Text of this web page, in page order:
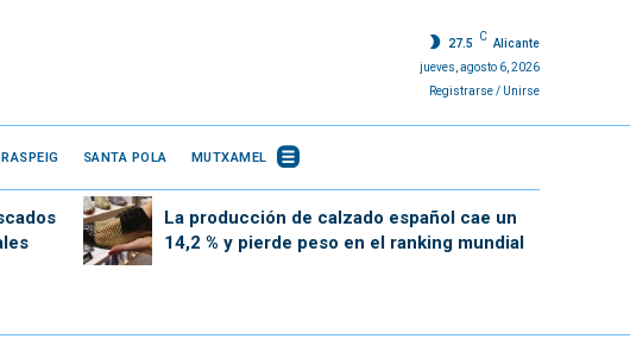
27.5
C
Alicante
jueves, agosto 6, 2026
Registrarse / Unirse
SANTA POLA MUTXAMEL
La producción de calzado español cae un
14,2 % y pierde peso en el ranking mundial